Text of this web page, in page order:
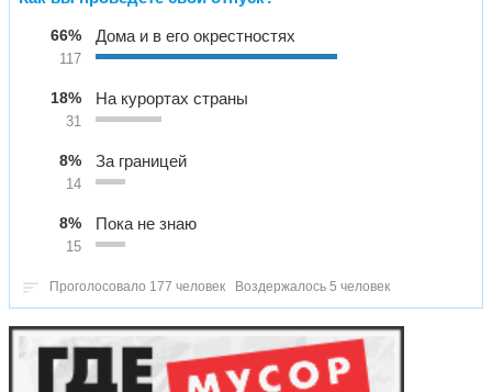
66%
117
Дома и в его окрестностях
18%
31
На курортах страны
8%
14
За границей
8%
15
Пока не знаю
Проголосовало 177 человек Воздержалось 5 человек